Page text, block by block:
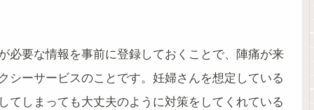
必要な情報を事前に登録しておくことで、陣痛が来
シーサービスのことです。妊婦さんを想定している
てしまっても大丈夫のように対策をしてくれている